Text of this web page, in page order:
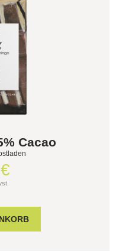
Cacao